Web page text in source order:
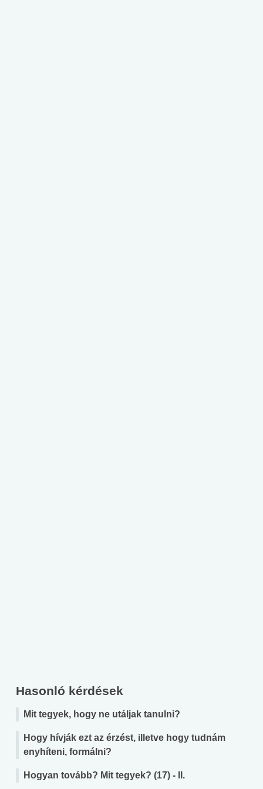
Hasonló kérdések
Mit tegyek, hogy ne utáljak tanulni?
Hogy hívják ezt az érzést, illetve hogy tudnám
enyhíteni, formálni?
Hogyan tovább? Mit tegyek? (17) - II.